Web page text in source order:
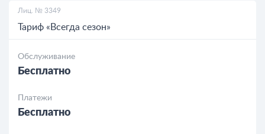
Лиц. № 3349
Тариф «Всегда сезон»
Обслуживание
Бесплатно
Платежи
Бесплатно